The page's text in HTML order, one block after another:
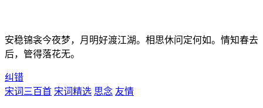
安稳锦衾今夜梦，月明好渡江湖。相思休问定何如。情知春去
后，管得落花无。
纠错
宋词三百首 宋词精选 思念 友情